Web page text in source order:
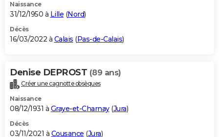
Naissance
31/12/1950 à Lille (Nord)
Décès
16/03/2022 à Calais (Pas-de-Calais)
Denise DEPROST (89 ans)
Créer une cagnotte obsèques
Naissance
08/12/1931 à Graye-et-Charnay(Jura)
Décès
03/11/2021 à Cousance (Jura)